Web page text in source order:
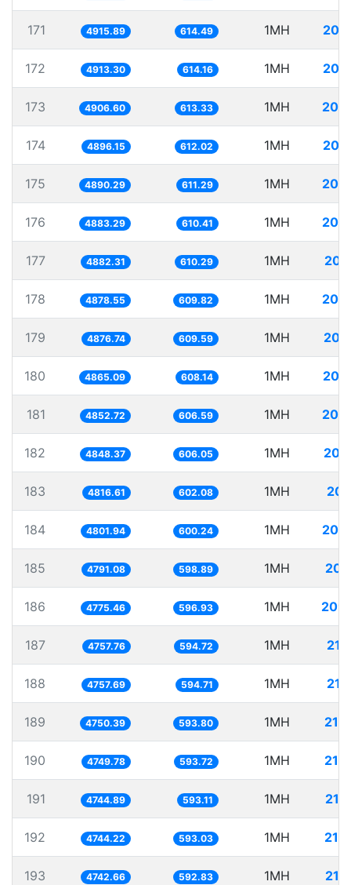
171 4915.89 614.49 1MH
172 4913.30 614.16 1MH
173 4906.60 613.33 1MH
174 4896.15 612.02 1MH
175 4890.29 611.29 1MH
176 4883.29 610.41 1MH
177 4882.31 610.29 1MH
178 4878.55 609.82 1MH
179 4876.74 609.59 1MH
180 4865.09 608.14 1MH
181 4852.72 606.59 1MH
182 4848.37 606.05 1MH
183 4816.61 602.08 1MH
184 4801.94 600.24 1MH
185 4791.08 598.89 1MH
186 4775.46 596.93 1MH
187 4757.76 594.72 1MH
188 4757.69 594.71 1MH
189 4750.39 593.80 1MH
190 4749.78 593.72 1MH
191 4744.89 593.11 1MH
192 4744.22 593.03 1MH
193 4742.66 592.83 1MH